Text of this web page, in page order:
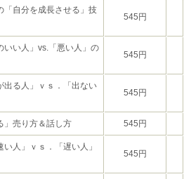
「自分を成長させる」技
545円
いい人」vs.「悪い人」の
545円
出る人」ｖｓ．「出ない
545円
」売り方＆話し方 545円
人」ｖｓ．「遅い人」
545円